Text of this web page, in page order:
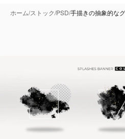
ホーム/ストック/PSD/手描きの抽象的な